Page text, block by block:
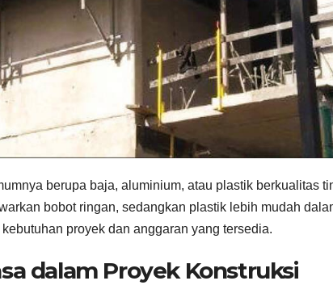
berupa baja, aluminium, atau plastik berkualitas
bobot ringan, sedangkan plastik lebih mudah
proyek dan anggaran yang tersedia.
dalam Proyek Konstruksi